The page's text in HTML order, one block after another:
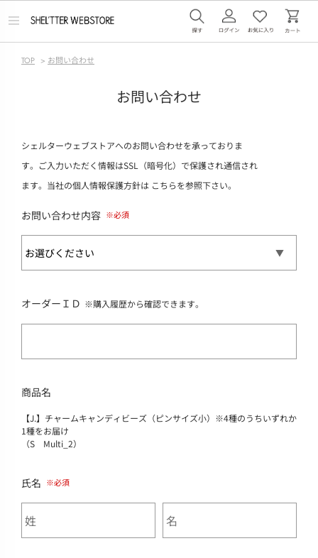
メ
TOP > お問い合わせ
お問い合わせ
シェルターウェブストアへのお問い合わせを承っておりま
す。ご入力いただく情報はSSL（暗号化）で保護され通信され
ます。当社の個人情報保護方針は こちらを参照下さい。
お問い合わせ内容
オーダーＩＤ ※購入履歴から確認できます。
商品名
【J.】チャームキャンディビーズ（ピンサイズ小）※4種のうちいずれか
1種をお届け
（S Multi_2）
氏名